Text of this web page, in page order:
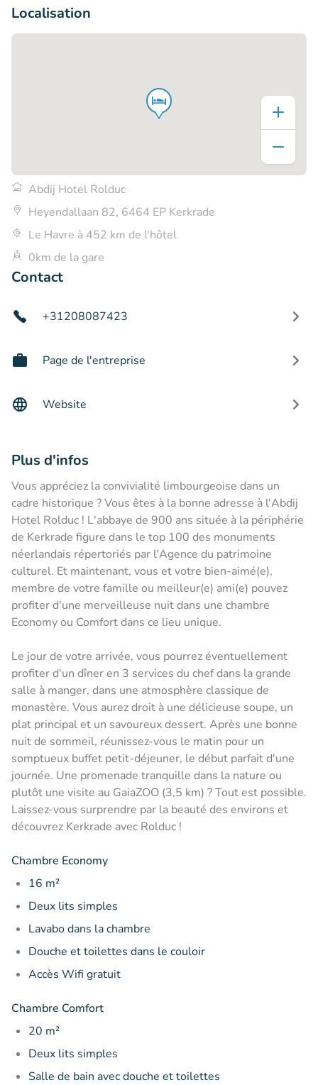
Localisation
Abdij Hotel Rolduc
Heyendallaan 82, 6464 EP Kerkrade
Le Havre à 452 km de l'hôtel
0km de la gare
Contact
+31208087423
Page de l'entreprise
Website
Plus d'infos
Vous appréciez la convivialité limbourgeoise dans un
cadre historique ? Vous êtes à la bonne adresse à l'Abdij
Hotel Rolduc ! L'abbaye de 900 ans située à la périphérie
de Kerkrade figure dans le top 100 des monuments
néerlandais répertoriés par l'Agence du patrimoine
culturel. Et maintenant, vous et votre bien-aimé(e),
membre de votre famille ou meilleur(e) ami(e) pouvez
profiter d'une merveilleuse nuit dans une chambre
Economy ou Comfort dans ce lieu unique.
Le jour de votre arrivée, vous pourrez éventuellement
profiter d'un dîner en 3 services du chef dans la grande
salle à manger, dans une atmosphère classique de
monastère. Vous aurez droit à une délicieuse soupe, un
plat principal et un savoureux dessert. Après une bonne
nuit de sommeil, réunissez-vous le matin pour un
somptueux buffet petit-déjeuner, le début parfait d'une
journée. Une promenade tranquille dans la nature ou
plutôt une visite au GaiaZOO (3,5 km) ? Tout est possible.
Laissez-vous surprendre par la beauté des environs et
découvrez Kerkrade avec Rolduc !
Chambre Economy
16 m²
Deux lits simples
Lavabo dans la chambre
Douche et toilettes dans le couloir
Accès Wifi gratuit
Chambre Comfort
20 m²
Deux lits simples
Salle de bain avec douche et toilettes